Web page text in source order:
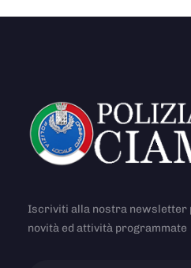
Iscriviti alla nostra newsletter
novità ed attività programmate